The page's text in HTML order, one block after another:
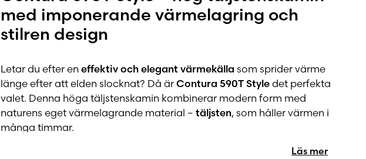
med imponerande värmelagring och
stilren design
Letar du efter en effektiv och elegant värmekälla som sprider värme
länge efter att elden slocknat? Då ärContura 590T Styledet perfekta
valet. Denna höga täljstenskamin kombinerar modern form med
naturens eget värmelagrande material – täljsten, som håller värmen i
många timmar.
Läs mer